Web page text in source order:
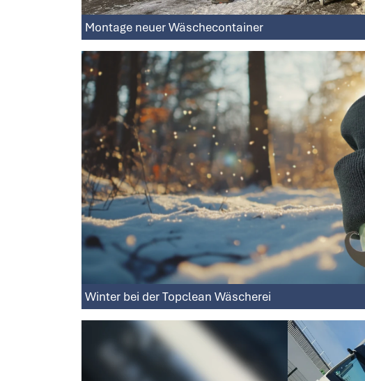
Montage neuer Wäschecontainer
Winter bei der Topclean Wäscherei